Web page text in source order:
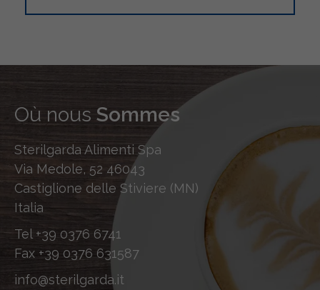
Où nous Sommes
Sterilgarda Alimenti Spa
Via Medole, 52 46043
Castiglione delle Stiviere (MN)
Italia
Tel +39 0376 6741
Fax +39 0376 631587
info@sterilgarda.it